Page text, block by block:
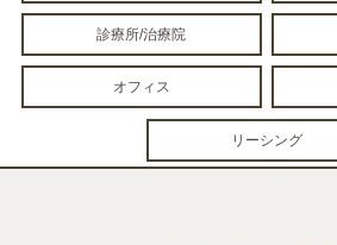
診療所/治療院
オフィス
リーシング